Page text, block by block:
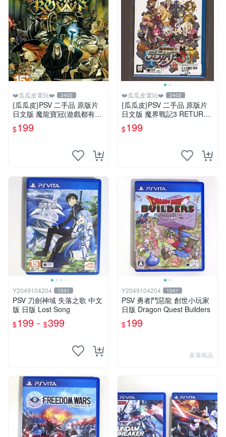
❤️瓜瓜皮電玩❤️ 2402
{瓜瓜皮}PSV 二手品 原版片
日文版 魔龍寶冠(遊戲都有回
收)
$199
❤️瓜瓜皮電玩❤️ 2402
{瓜瓜皮}PSV 二手品 原版片
日文版 魔界戰記3 RETURN
(遊戲都有回收)
$199
Y2049104204 1041
PSV 刀劍神域 失落之歌 中文
版 日版 Lost Song
$199 - $399
Y2049104204 1041
PSV 勇者鬥惡龍 創世小玩家
日版 Dragon Quest Builders
$199
多筆商品